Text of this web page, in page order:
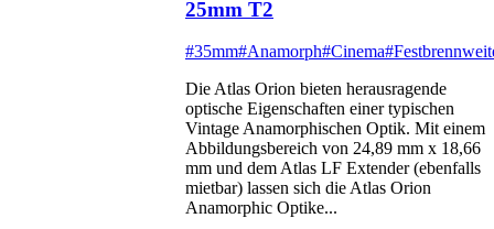
25mm T2
#35mm#Anamorph#Cinema
Die Atlas Orion bieten herausragende
optische Eigenschaften einer typischen
Vintage Anamorphischen Optik. Mit einem
Abbildungsbereich von 24,89 mm x 18,66
mm und dem Atlas LF Extender (ebenfalls
mietbar) lassen sich die Atlas Orion
Anamorphic Optike...